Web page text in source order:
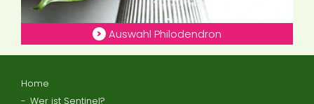
Auswahl Philodendron
Home
Wer ist Sentinel?